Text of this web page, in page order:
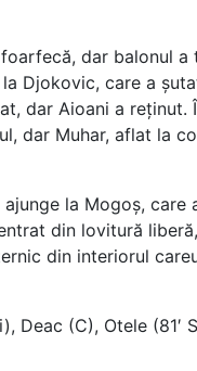
dar balonul a
Djokovic, care a
dar Aioani a reținut.
dar Muhar, aflat la
la Mogoș,
din lovitură
din interiorul
Deac (C), Otele (81′